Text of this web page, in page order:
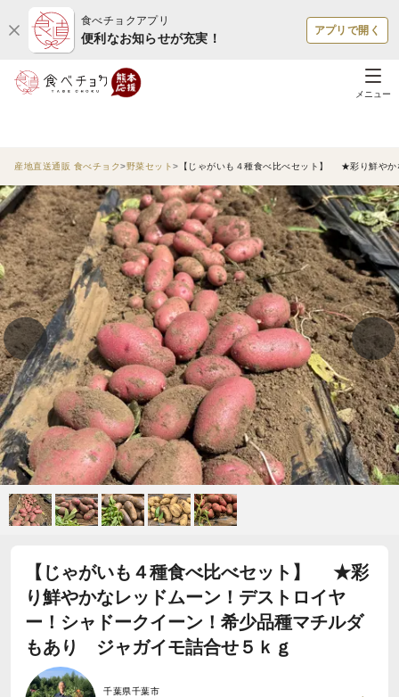
食べチョクアプリ
便利なお知らせが充実！
アプリで開く
メニュー
産地直送通販 食べチョク 野菜セット 【じゃがいも４種食べ比べセット】 ★彩り鮮やか
【じゃがいも４種食べ比べセット】 ★彩
り鮮やかなレッドムーン！デストロイヤ
ー！シャドークイーン！希少品種マチルダ
もあり ジャガイモ詰合せ５ｋｇ
千葉県千葉市